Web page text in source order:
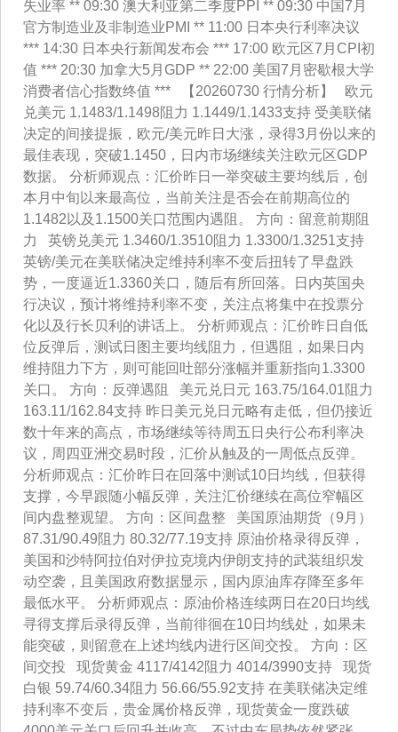
失业率 ** 09:30 澳大利亚第二季度PPI ** 09:30 中国7月
官方制造业及非制造业PMI ** 11:00 日本央行利率决议
*** 14:30 日本央行新闻发布会 *** 17:00 欧元区7月CPI初
值 *** 20:30 加拿大5月GDP ** 22:00 美国7月密歇根大学
消费者信心指数终值 *** 【20260730 行情分析】 欧元
兑美元 1.1483/1.1498阻力 1.1449/1.1433支持 受美联储
决定的间接提振，欧元/美元昨日大涨，录得3月份以来的
最佳表现，突破1.1450，日内市场继续关注欧元区GDP
数据。 分析师观点：汇价昨日一举突破主要均线后，创
本月中旬以来最高位，当前关注是否会在前期高位的
1.1482以及1.1500关口范围内遇阻。 方向：留意前期阻
力 英镑兑美元 1.3460/1.3510阻力 1.3300/1.3251支持
英镑/美元在美联储决定维持利率不变后扭转了早盘跌
势，一度逼近1.3360关口，随后有所回落。日内英国央
行决议，预计将维持利率不变，关注点将集中在投票分
化以及行长贝利的讲话上。 分析师观点：汇价昨日自低
位反弹后，测试日图主要均线阻力，但遇阻，如果日内
维持阻力下方，则可能回吐部分涨幅并重新指向1.3300
关口。 方向：反弹遇阻 美元兑日元 163.75/164.01阻力
163.11/162.84支持 昨日美元兑日元略有走低，但仍接近
数十年来的高点，市场继续等待周五日央行公布利率决
议，周四亚洲交易时段，汇价从触及的一周低点反弹。
分析师观点：汇价昨日在回落中测试10日均线，但获得
支撑，今早跟随小幅反弹，关注汇价继续在高位窄幅区
间内盘整观望。 方向：区间盘整 美国原油期货（9月）
87.31/90.49阻力 80.32/77.19支持 原油价格录得反弹，
美国和沙特阿拉伯对伊拉克境内伊朗支持的武装组织发
动空袭，且美国政府数据显示，国内原油库存降至多年
最低水平。 分析师观点：原油价格连续两日在20日均线
寻得支撑后录得反弹，当前徘徊在10日均线处，如果未
能突破，则留意在上述均线内进行区间交投。 方向：区
间交投 现货黄金 4117/4142阻力 4014/3990支持 现货
白银 59.74/60.34阻力 56.66/55.92支持 在美联储决定维
持利率不变后，贵金属价格反弹，现货黄金一度跌破